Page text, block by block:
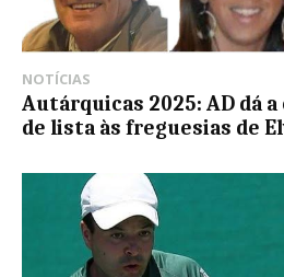
NOTÍCIAS
Autárquicas 2025: AD dá
de lista às freguesias de